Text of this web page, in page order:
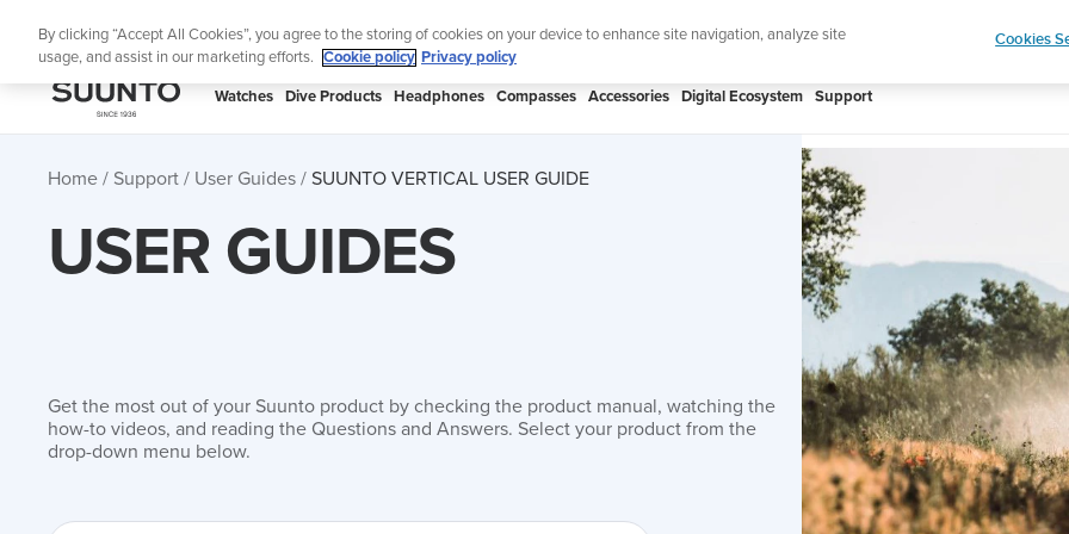
Lightweight sports watch designed for runners Shop
SUUNTO
Watches Dive Products Headphones Compasses Accessories Digital Ecosystem Support
Home Support User Guides SUUNTO VERTICAL USER GUIDE
USER GUIDES
Get the most out of your Suunto product by checking the product manual, watching the
how-to videos, and reading the Questions and Answers. Select your product from the
drop-down menu below.
By clicking “Accept All Cookies”, you agree to the storing of cookies on your device to enhance site navigation, analyze site
usage, and assist in our marketing efforts.
Cookie policy Privacy policy
Cookies